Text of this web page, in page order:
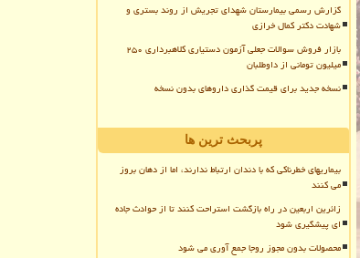
گزارش رسمی بیمارستان شهدای تجریش از روند بستری و
شهادت دکتر کمال خرازی
بازار فروش سوالات جعلی آزمون دستیاری کلاهبرداری ۲۵۰
میلیون تومانی از داوطلبان
نسخه جدید برای قیمت گذاری داروهای بدون نسخه
پربحث ترین ها
بیماریهای خطرناکی که با دندان ارتباط ندارند، اما از دهان بروز
می کنند
زائرین اربعین در راه بازگشت استراحت کنند تا از حوادث جاده
ای پیشگیری شود
محصولات بدون مجوز روجا جمع آوری می شود